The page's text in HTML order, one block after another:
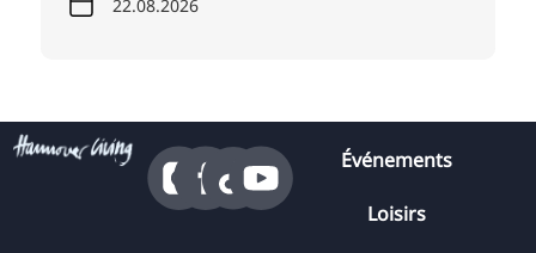
Événements
Loisirs